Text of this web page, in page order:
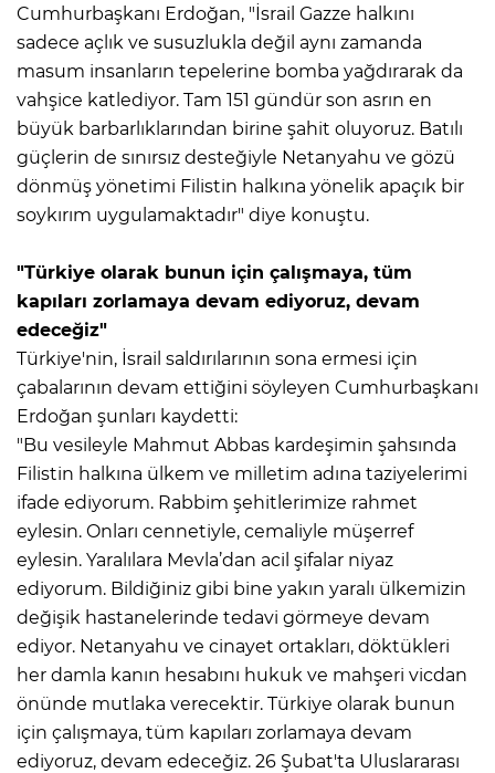
Cumhurbaşkanı Erdoğan, "İsrail Gazze halkını
sadece açlık ve susuzlukla değil aynı zamanda
masum insanların tepelerine bomba yağdırarak da
vahşice katlediyor. Tam 151 gündür son asrın en
büyük barbarlıklarından birine şahit oluyoruz. Batılı
güçlerin de sınırsız desteğiyle Netanyahu ve gözü
dönmüş yönetimi Filistin halkına yönelik apaçık bir
soykırım uygulamaktadır" diye konuştu.
"Türkiye olarak bunun için çalışmaya, tüm
kapıları zorlamaya devam ediyoruz, devam
edeceğiz"
Türkiye'nin, İsrail saldırılarının sona ermesi için
çabalarının devam ettiğini söyleyen Cumhurbaşkanı
Erdoğan şunları kaydetti:
"Bu vesileyle Mahmut Abbas kardeşimin şahsında
Filistin halkına ülkem ve milletim adına taziyelerimi
ifade ediyorum. Rabbim şehitlerimize rahmet
eylesin. Onları cennetiyle, cemaliyle müşerref
eylesin. Yaralılara Mevla’dan acil şifalar niyaz
ediyorum. Bildiğiniz gibi bine yakın yaralı ülkemizin
değişik hastanelerinde tedavi görmeye devam
ediyor. Netanyahu ve cinayet ortakları, döktükleri
her damla kanın hesabını hukuk ve mahşeri vicdan
önünde mutlaka verecektir. Türkiye olarak bunun
için çalışmaya, tüm kapıları zorlamaya devam
ediyoruz, devam edeceğiz. 26 Şubat'ta Uluslararası